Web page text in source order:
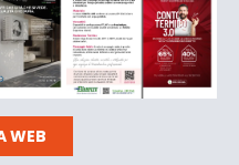
WEB